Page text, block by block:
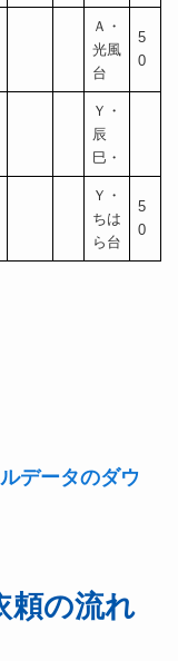
Ａ・
光風
台
5
0
Ｙ・
辰
巳・
Ｙ・
ちは
ら台
5
0
データのダウ
頼の流れ